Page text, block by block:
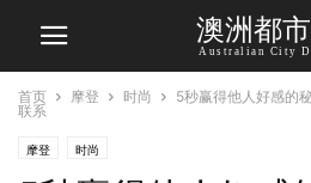
澳洲都
Australian City
首页 摩登 时尚
5秒赢得他人好感的
联系
摩登 时尚